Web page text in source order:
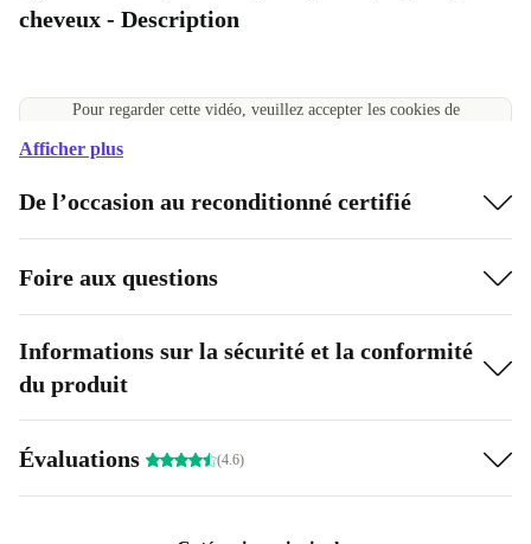
cheveux - Description
Pour regarder cette vidéo, veuillez accepter les cookies de
Afficher plus
De l’occasion au reconditionné certifié
Foire aux questions
Informations sur la sécurité et la conformité
du produit
Évaluations (4.6)